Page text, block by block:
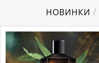
НОВИНКИ /